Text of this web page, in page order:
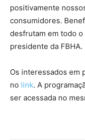
positivamente
consumidores.
desfrutam em todo o
presidente da FBHA.
Os interessados em
no link. A
ser acessada no